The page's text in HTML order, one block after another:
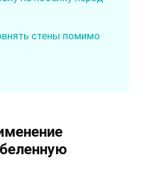
стены помимо